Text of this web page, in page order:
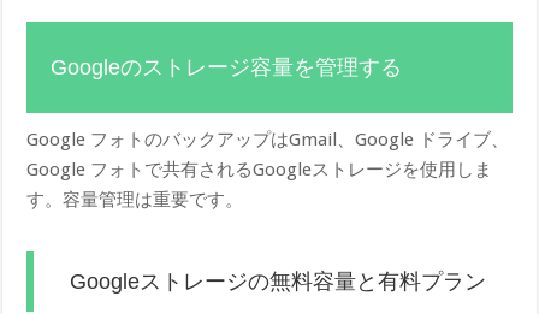
Googleのストレージ容量を管理する
Google フォトのバックアップはGmail、Google ドライブ、
Google フォトで共有されるGoogleストレージを使用しま
す。容量管理は重要です。
Googleストレージの無料容量と有料プラン